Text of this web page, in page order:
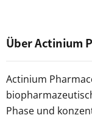
Über Actinium
Actinium
Phase und